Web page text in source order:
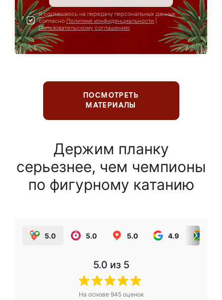
Я соглашаюсь на передачу персональных данных
согласно Политике конфиденциальности
Пользовательскому соглашению
ПОСМОТРЕТЬ
МАТЕРИАЛЫ
Держим планку
серьезнее, чем чемпионы
по фигурному катанию
5.0 5.0 5.0 4.9
5.0 из 5
На основе 945оценок